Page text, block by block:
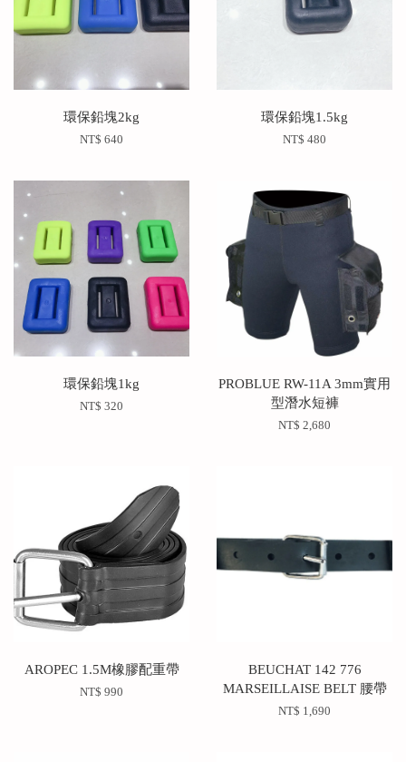
環保鉛塊2kg
NT$ 640
環保鉛塊1.5kg
NT$ 480
環保鉛塊1kg
NT$ 320
PROBLUE RW-11A 3mm實用
型潛水短褲
NT$ 2,680
AROPEC 1.5M橡膠配重帶
NT$ 990
BEUCHAT 142 776
MARSEILLAISE BELT 腰帶
NT$ 1,690